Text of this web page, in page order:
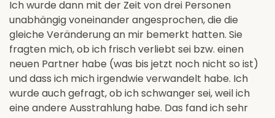
Ich wurde dann mit der Zeit von drei Personen
unabhängig voneinander angesprochen, die die
gleiche Veränderung an mir bemerkt hatten. Sie
fragten mich, ob ich frisch verliebt sei bzw. einen
neuen Partner habe (was bis jetzt noch nicht so ist)
und dass ich mich irgendwie verwandelt habe. Ich
wurde auch gefragt, ob ich schwanger sei, weil ich
eine andere Ausstrahlung habe. Das fand ich sehr